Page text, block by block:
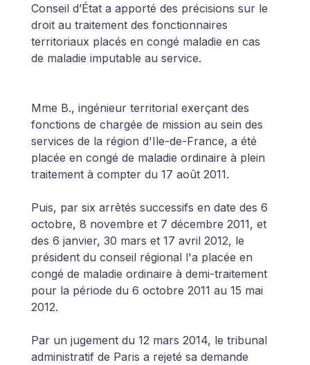
Conseil d’État a apporté des précisions sur le
droit au traitement des fonctionnaires
territoriaux placés en congé maladie en cas
de maladie imputable au service.
Mme B., ingénieur territorial exerçant des
fonctions de chargée de mission au sein des
services de la région d'Ile-de-France, a été
placée en congé de maladie ordinaire à plein
traitement à compter du 17 août 2011.
Puis, par six arrêtés successifs en date des 6
octobre, 8 novembre et 7 décembre 2011, et
des 6 janvier, 30 mars et 17 avril 2012, le
président du conseil régional l'a placée en
congé de maladie ordinaire à demi-traitement
pour la période du 6 octobre 2011 au 15 mai
2012.
Par un jugement du 12 mars 2014, le tribunal
administratif de Paris a rejeté sa demande